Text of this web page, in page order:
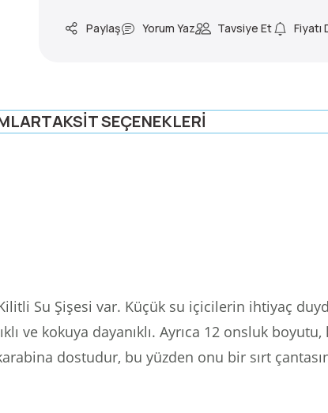
Paylaş Yorum Yaz Tavsiye Et Fiyatı
TAKSIT SEÇENEKLERI
Su Şişesi var. Küçük su içicilerin ihtiyaç
ve kokuya dayanıklı. Ayrıca 12 onsluk
dostudur, bu yüzden onu bir sırt